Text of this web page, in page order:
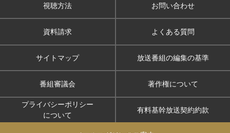
視聴方法 お問い合わせ
資料請求 よくある質問
サイトマップ 放送番組の編集の基準
番組審議会 著作権について
プライバシーポリシー
について
有料基幹放送契約約款